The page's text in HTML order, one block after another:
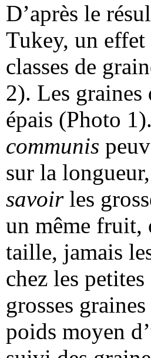
D’après le
Tukey, un
classes de
2). Les graines
épais (Photo
communis
sur la
savoirles
un même fruit,
taille, jamais
chez les
grosses
poids moyen